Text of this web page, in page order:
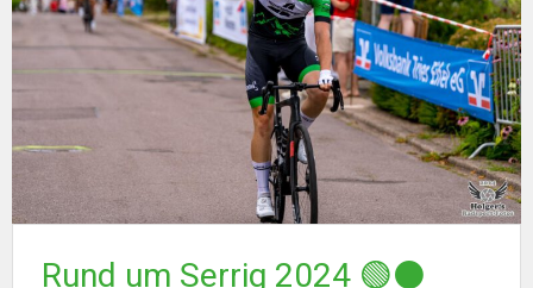
Rund um Serrig 2024 🟢⚫️